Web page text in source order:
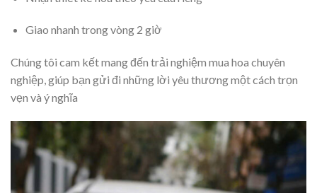
Giao nhanh trong vòng 2 giờ
Chúng tôi cam kết mang đến trải nghiệm mua hoa chuyên
nghiệp, giúp bạn gửi đi những lời yêu thương một cách trọn
vẹn và ý nghĩa